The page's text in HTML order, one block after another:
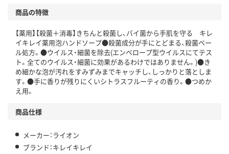
商品の特徴
【薬用】【殺菌＋消毒】きちんと殺菌し、バイ菌から手肌を守る キレ
イキレイ薬用泡ハンドソープ●殺菌成分が手にとどまる、殺菌ベー
ル処方。●ウイルス・細菌を除去(エンベロープ型ウイルスにてテス
ト。全てのウイルス・細菌に効果があるわけではありません。)●き
め細かな泡が汚れをすみずみまでキャッチし、しっかりと落としま
す。●手に香りが残りにくいシトラスフルーティの香り。●つめか
え用。
商品仕様
メーカー：ライオン
ブランド：キレイキレイ